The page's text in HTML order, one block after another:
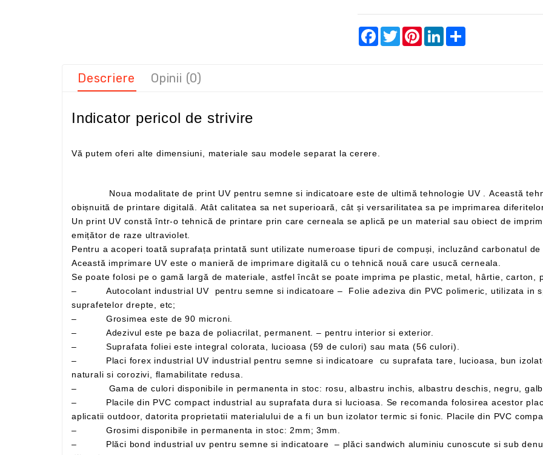
Facebook
TwitterPinterestLinkedInShare
Descriere Opinii (0)
Indicator pericol de strivire
Vă putem oferi alte dimensiuni, materiale sau modele separat la cerere.
Un print UV constă într-o tehnică de printare prin care cerneala se aplică pe un material sau obiect de imprimat, care este apoi uscată instant de către un
emițător de raze ultraviolet.
Pentru a acoperi toată suprafața printată sunt utilizate numeroase tipuri de
Această imprimare UV este o manieră de imprimare digitală cu o tehnică nouă care usucă cerneala.
– Autocolant industrial UV pentru semne si indicatoare – Folie adeziva din PVC polimeric, utilizata in special la exterior, pentru decorarea
suprafetelor drepte, etc;
– Grosimea este de 90 microni.
– Adezivul este pe baza de poliacrilat, permanent. – pentru interior si exterior.
– Suprafata foliei este integral colorata, lucioasa (59 de culori) sau mata (56 culori).
– Placi forex industrial UV industrial pentru semne si indicatoare cu suprafata tare, lucioasa, bun izolator termic si fonic, rezistenta mare la agenti
naturali si corozivi, flamabilitate redusa.
– Placile din PVC compact industrial au suprafata dura si lucioasa. Se recomanda folosirea acestor placi atat pentru aplicatii indoor, cat si pentru
– Grosimi disponibile in permanenta in stoc: 2mm; 3mm.
– Plăci bond industrial uv pentru semne si indicatoare – plăci sandwich aluminiu cunoscute si sub denumirile comerciale de alucobond, alubond si